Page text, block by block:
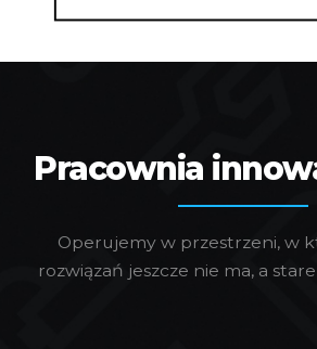
Pracownia
Operujemy w przestrzeni, w
rozwiązań jeszcze nie ma, a